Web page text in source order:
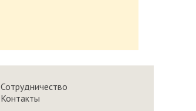
Сотрудничество
Контакты